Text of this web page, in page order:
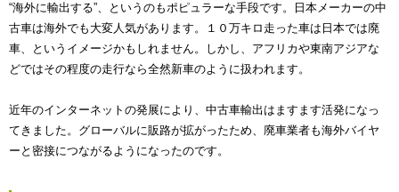
“海外に輸出する”、というのもポピュラーな手段です。日本メーカーの中
古車は海外でも大変人気があります。１０万キロ走った車は日本では廃
車、というイメージかもしれません。しかし、アフリカや東南アジアな
どではその程度の走行なら全然新車のように扱われます。
近年のインターネットの発展により、中古車輸出はますます活発になっ
てきました。グローバルに販路が拡がったため、廃車業者も海外バイヤ
ーと密接につながるようになったのです。